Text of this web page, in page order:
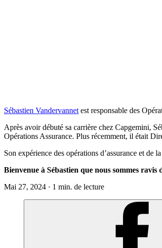
Sébastien Vandervannet est responsable des
Après avoir débuté sa carrière chez Capgemini,
Opérations Assurance. Plus récemment, il était
Son expérience des opérations d’assurance et
Bienvenue à Sébastien que nous sommes
Mai 27, 2024 · 1 min. de lecture